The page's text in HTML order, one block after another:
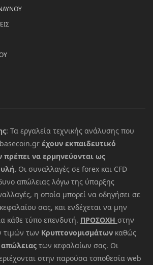
: Τα εργαλεία τεχνικής ανάλυσης που
έχουν εκπαιδευτικό
πρέπει να ερμηνεύονται ως
Οι συναλλαγές σε forex και CFD
απώλειας λόγω της ύπαρξης
η οποία μπορεί να οδηγήσει σε
σας, και ενδέχεται να μην
κάθε τύπο επενδυτή. ΠΡΟΣΟΧΗ στην
τιμών των Κρυπτονομισμάτων καθώς
απώλειας των κεφαλαίων σας. Οι
στην παρούσα τοποθεσία web